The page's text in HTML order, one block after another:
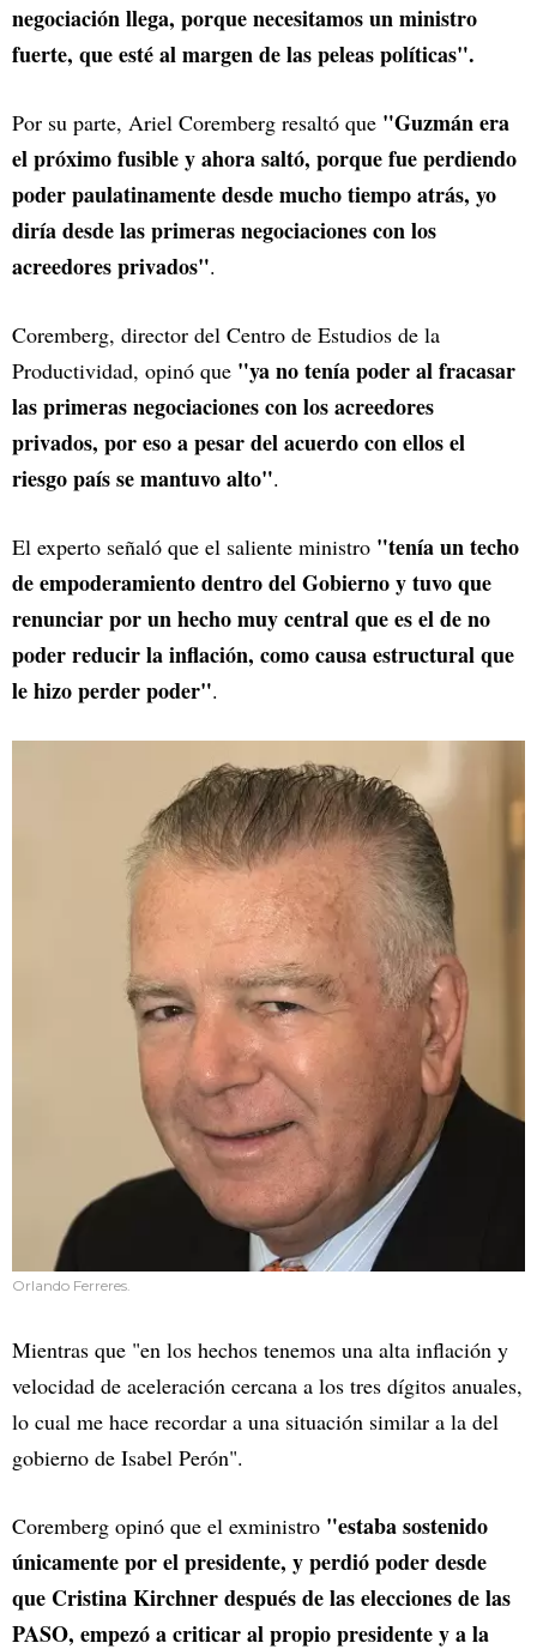
negociación llega, porque necesitamos un ministro
fuerte, que esté al margen de las peleas políticas".
Por su parte, Ariel Coremberg resaltó que "Guzmán era
el próximo fusible y ahora saltó, porque fue perdiendo
poder paulatinamente desde mucho tiempo atrás, yo
diría desde las primeras negociaciones con los
acreedores privados".
Coremberg, director del Centro de Estudios de la
Productividad, opinó que "ya no tenía poder al fracasar
las primeras negociaciones con los acreedores
privados, por eso a pesar del acuerdo con ellos el
riesgo país se mantuvo alto".
El experto señaló que el saliente ministro "tenía un techo
de empoderamiento dentro del Gobierno y tuvo que
renunciar por un hecho muy central que es el de no
poder reducir la inflación, como causa estructural que
le hizo perder poder".
Orlando Ferreres.
Mientras que "en los hechos tenemos una alta inflación y
velocidad de aceleración cercana a los tres dígitos anuales,
lo cual me hace recordar a una situación similar a la del
gobierno de Isabel Perón".
Coremberg opinó que el exministro "estaba sostenido
únicamente por el presidente, y perdió poder desde
que Cristina Kirchner después de las elecciones de las
PASO, empezó a criticar al propio presidente y a la